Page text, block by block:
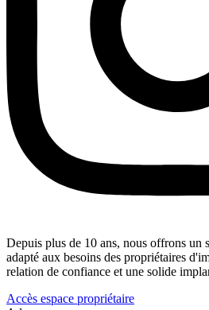
Depuis plus de 10 ans, nous offrons un
adapté aux besoins des propriétaires
relation de confiance et une solide
Accès espace propriétaire